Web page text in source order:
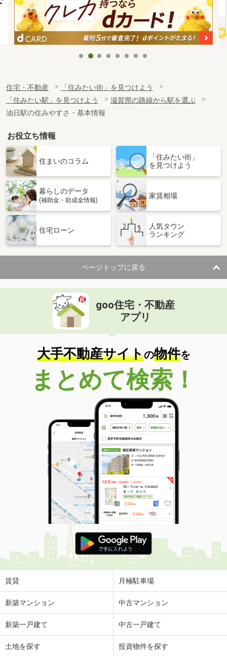
住宅・不動産
「住みたい街」を見つけよう
「住みたい駅」を見つけよう
滋賀県の路線から駅を選ぶ
油日駅の住みやすさ・基本情報
お役立ち情報
住まいのコラム
「住みたい街」
を見つけよう
暮らしのデータ
(補助金・助成金情報)
家賃相場
住宅ローン
人気タウン
ランキング
ページトップに戻る
goo住宅・不動産
アプリ
大手不動産サイトの物件を
まとめて検索！
賃貸 月極駐車場
新築マンション 中古マンション
新築一戸建て 中古一戸建て
土地を探す 投資物件を探す